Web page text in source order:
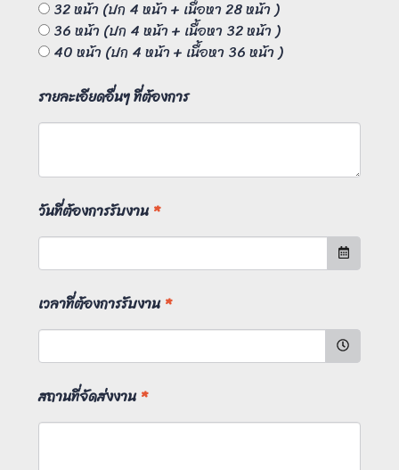
32 หน้า (ปก 4 หน้า + เนื้อหา 28 หน้า )
36 หน้า (ปก 4 หน้า + เนื้อหา 32 หน้า )
40 หน้า (ปก 4 หน้า + เนื้อหา 36 หน้า )
รายละเอียดอื่นๆ ที่ต้องการ
วันที่ต้องการรับงาน *
เวลาที่ต้องการรับงาน *
สถานที่จัดส่งงาน *